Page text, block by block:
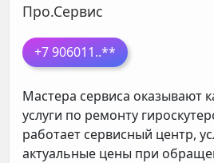
Про.Сервис
+7 906011..**
Мастера сервиса оказывают
услуги по ремонту
работает сервисный центр,
актуальные цены при